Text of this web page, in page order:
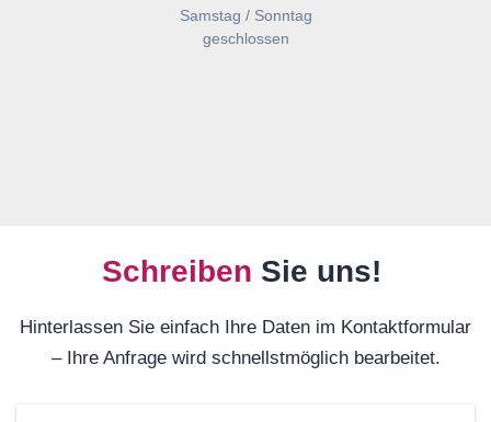
Samstag / Sonntag
geschlossen
Schreiben Sie uns!
Hinterlassen Sie einfach Ihre Daten im Kontaktformular
– Ihre Anfrage wird schnellstmöglich bearbeitet.